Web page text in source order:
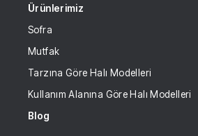
Ürünlerimiz
Sofra
Mutfak
Tarzına Göre Halı Modelleri
Kullanım Alanına Göre Halı Modelleri
Blog